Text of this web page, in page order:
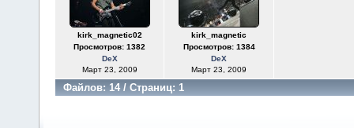
kirk_magnetic02
Просмотров: 1382
DeX
Март 23, 2009
kirk_magnetic
Просмотров: 1384
DeX
Март 23, 2009
Файлов: 14 / Страниц: 1